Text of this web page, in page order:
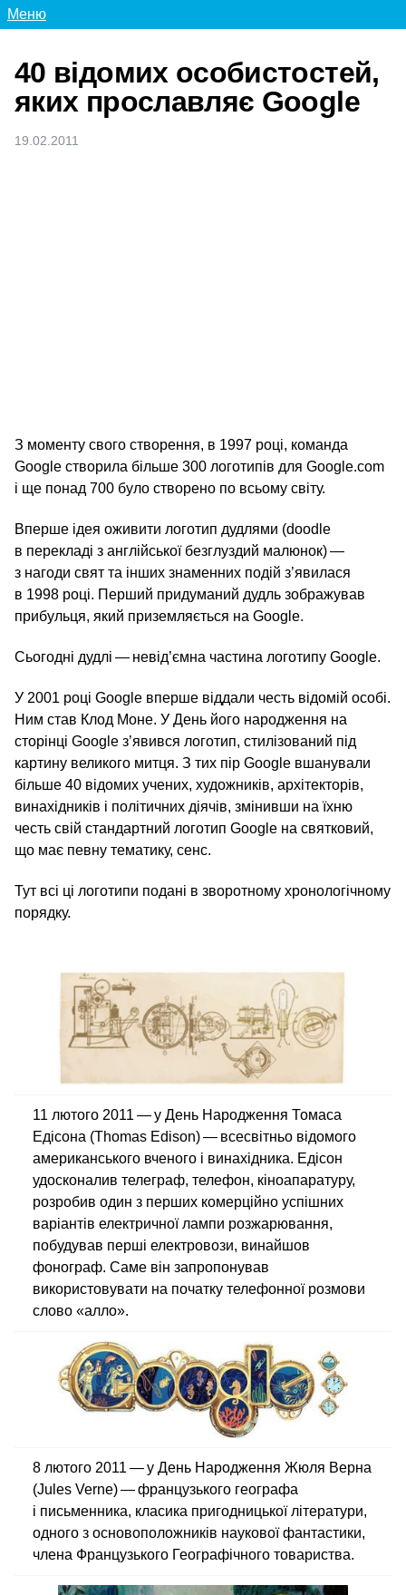
Меню
40 відомих особистостей,
яких прославляє Google
19.02.2011
З моменту свого створення, в 1997 році, команда
Google створила більше 300 логотипів для Google.com
і ще понад 700 було створено по всьому світу.
Вперше ідея оживити логотип дудлями (doodle
в перекладі з англійської безглуздий малюнок) —
з нагоди свят та інших знаменних подій з’явилася
в 1998 році. Перший придуманий дудль зображував
прибульця, який приземляється на Google.
Сьогодні дудлі — невід’ємна частина логотипу Google.
У 2001 році Google вперше віддали честь відомій особі.
Ним став Клод Моне. У День його народження на
сторінці Google з’явився логотип, стилізований під
картину великого митця. З тих пір Google вшанували
більше 40 відомих учених, художників, архітекторів,
винахідників і політичних діячів, змінивши на їхню
честь свій стандартний логотип Google на святковий,
що має певну тематику, сенс.
Тут всі ці логотипи подані в зворотному хронологічному
порядку.
11 лютого 2011 — у День Народження Томаса
Едісона (Thomas Edison) — всесвітньо відомого
американського вченого і винахідника. Едісон
удосконалив телеграф, телефон, кіноапаратуру,
розробив один з перших комерційно успішних
варіантів електричної лампи розжарювання,
побудував перші електровози, винайшов
фонограф. Саме він запропонував
використовувати на початку телефонної розмови
слово «алло».
8 лютого 2011 — у День Народження Жюля Верна
(Jules Verne) — французького географа
і письменника, класика пригодницької літератури,
одного з основоположників наукової фантастики,
члена Французького Географічного товариства.